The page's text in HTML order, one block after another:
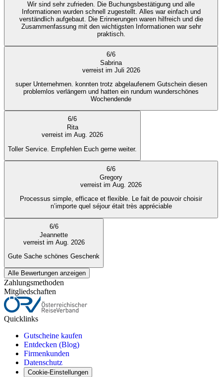
Wir sind sehr zufrieden. Die Buchungsbestätigung und alle
Informationen wurden schnell zugestellt. Alles war einfach und
verständlich aufgebaut. Die Erinnerungen waren hilfreich und die
Zusammenfassung mit den wichtigsten Informationen war sehr
praktisch.
6/6
Sabrina
verreist im Juli 2026
super Unternehmen. konnten trotz abgelaufenem Gutschein diesen
problemlos verlängern und hatten ein rundum wunderschönes
Wochendende
6/6
Rita
verreist im Aug. 2026
Toller Service. Empfehlen Euch gerne weiter.
6/6
Gregory
verreist im Aug. 2026
Processus simple, efficace et flexible. Le fait de pouvoir choisir
n’importe quel séjour était très appréciable
6/6
Jeannette
verreist im Aug. 2026
Gute Sache schönes Geschenk
Alle Bewertungen anzeigen
Zahlungsmethoden
Mitgliedschaften
Quicklinks
Gutscheine kaufen
Entdecken (Blog)
Firmenkunden
Datenschutz
Cookie-Einstellungen